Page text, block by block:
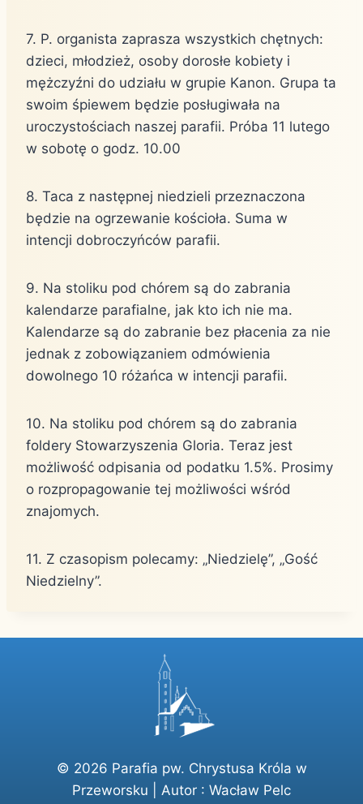
7. P. organista zaprasza wszystkich chętnych:
dzieci, młodzież, osoby dorosłe kobiety i
mężczyźni do udziału w grupie Kanon. Grupa ta
swoim śpiewem będzie posługiwała na
uroczystościach naszej parafii. Próba 11 lutego
w sobotę o godz. 10.00
8. Taca z następnej niedzieli przeznaczona
będzie na ogrzewanie kościoła. Suma w
intencji dobroczyńców parafii.
9. Na stoliku pod chórem są do zabrania
kalendarze parafialne, jak kto ich nie ma.
Kalendarze są do zabranie bez płacenia za nie
jednak z zobowiązaniem odmówienia
dowolnego 10 różańca w intencji parafii.
10. Na stoliku pod chórem są do zabrania
foldery Stowarzyszenia Gloria. Teraz jest
możliwość odpisania od podatku 1.5%. Prosimy
o rozpropagowanie tej możliwości wśród
znajomych.
11. Z czasopism polecamy: „Niedzielę”, „Gość
Niedzielny”.
© 2026 Parafia pw. Chrystusa Króla w
Przeworsku | Autor : Wacław Pelc